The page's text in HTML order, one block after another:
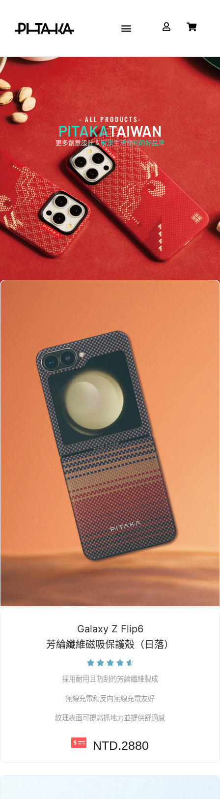
- ALL PRODUCTS-
PITAKATAIWAN
更多創意設計 &解決生活便利的好品牌
Galaxy Z Flip6
芳綸纖維磁吸保護殼（日落）
    
採用耐用且防刮的芳綸纖維製成
無線充電和反向無線充電友好
紋理表面可提高抓地力並提供舒適感
NTD.2880